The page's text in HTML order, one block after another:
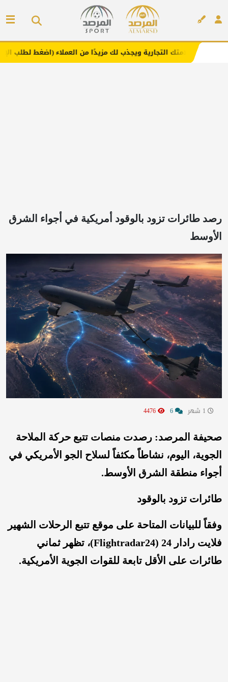
ويجذب لك مزيدًا من العملاء (اضغط لطلب الإعلان)
رصد طائرات تزود بالوقود أمريكية في أجواء الشرق
الأوسط
صحيفة المرصد: رصدت منصات تتبع حركة الملاحة
الجوية، اليوم، نشاطاً مكثفاً لسلاح الجو الأمريكي في
أجواء منطقة الشرق الأوسط.
طائرات تزود بالوقود
وفقاً للبيانات المتاحة على موقع تتبع الرحلات الشهير
فلایت رادار 24 (Flightradar24)، تظهر ثماني
طائرات على الأقل تابعة للقوات الجوية الأمريكية.